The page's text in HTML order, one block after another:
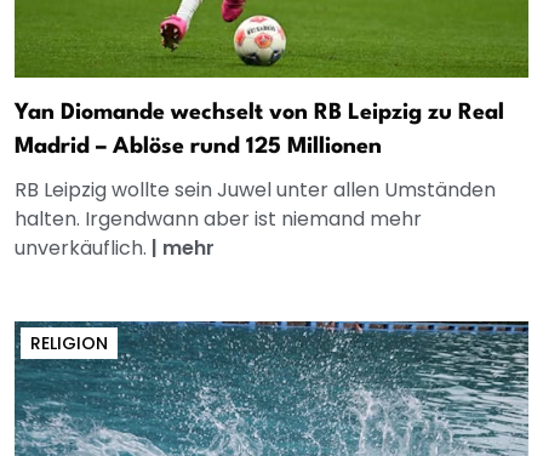
Yan Diomande wechselt von RB Leipzig zu Real
Madrid – Ablöse rund 125 Millionen
RB Leipzig wollte sein Juwel unter allen Umständen
halten. Irgendwann aber ist niemand mehr
unverkäuflich. | mehr
RELIGION